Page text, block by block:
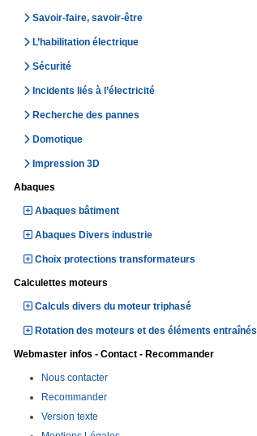
Savoir-faire, savoir-être
L’habilitation électrique
Sécurité
Incidents liés à l’électricité
Recherche des pannes
Domotique
Impression 3D
Abaques
Abaques bâtiment
Abaques Divers industrie
Choix protections transformateurs
Calculettes moteurs
Calculs divers du moteur triphasé
Rotation des moteurs et des éléments entraînés
Webmaster infos - Contact - Recommander
Nous contacter
Recommander
Version texte